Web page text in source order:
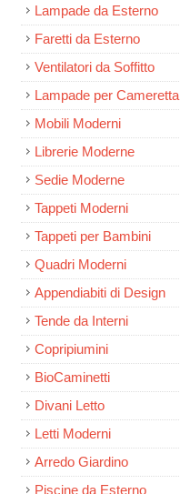
Lampade da Esterno
Faretti da Esterno
Ventilatori da Soffitto
Lampade per Cameretta
Mobili Moderni
Librerie Moderne
Sedie Moderne
Tappeti Moderni
Tappeti per Bambini
Quadri Moderni
Appendiabiti di Design
Tende da Interni
Copripiumini
BioCaminetti
Divani Letto
Letti Moderni
Arredo Giardino
Piscine da Esterno